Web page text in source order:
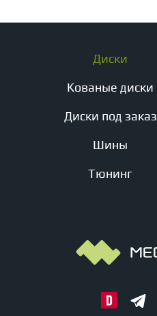
Диски
Кованые диски
Диски под заказ
Шины
Тюнинг